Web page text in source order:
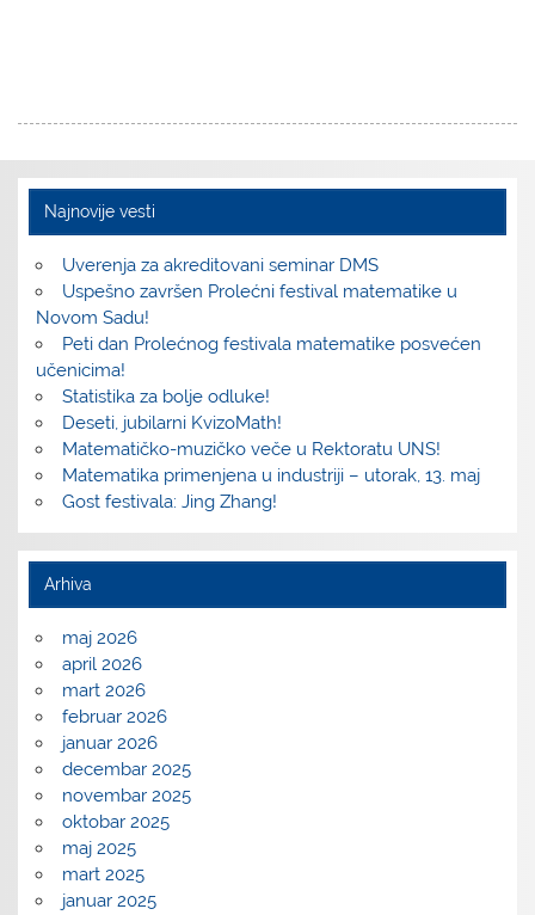
Najnovije vesti
Uverenja za akreditovani seminar DMS
Uspešno završen Prolećni festival matematike u
Novom Sadu!
Peti dan Prolećnog festivala matematike posvećen
učenicima!
Statistika za bolje odluke!
Deseti, jubilarni KvizoMath!
Matematičko-muzičko veče u Rektoratu UNS!
Matematika primenjena u industriji – utorak, 13. maj
Gost festivala: Jing Zhang!
Arhiva
maj 2026
april 2026
mart 2026
februar 2026
januar 2026
decembar 2025
novembar 2025
oktobar 2025
maj 2025
mart 2025
januar 2025